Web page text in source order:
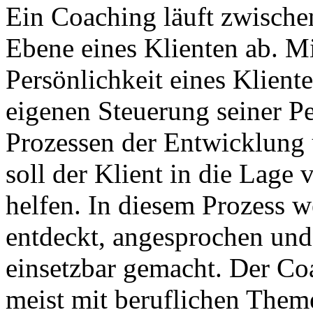
Ein Coaching läuft
Ebene eines Klienten ab.
Persönlichkeit eines
eigenen Steuerung seiner
Prozessen der
soll der Klient in die Lage
helfen. In diesem Prozess
entdeckt, angesprochen
einsetzbar gemacht. Der
meist mit beruflichen